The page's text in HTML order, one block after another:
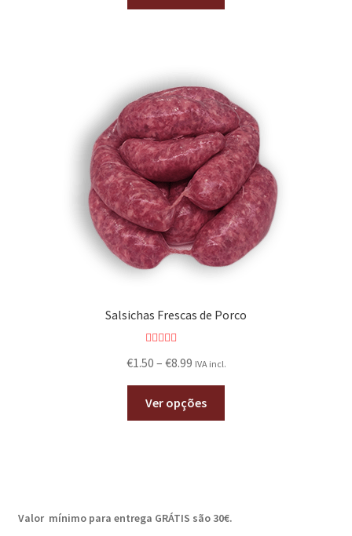
Salsichas Frescas de Porco
5.00de 5
€1.50 – €8.99 IVA incl.
Ver opções
Valor mínimo para entrega GRÁTIS são 30€.